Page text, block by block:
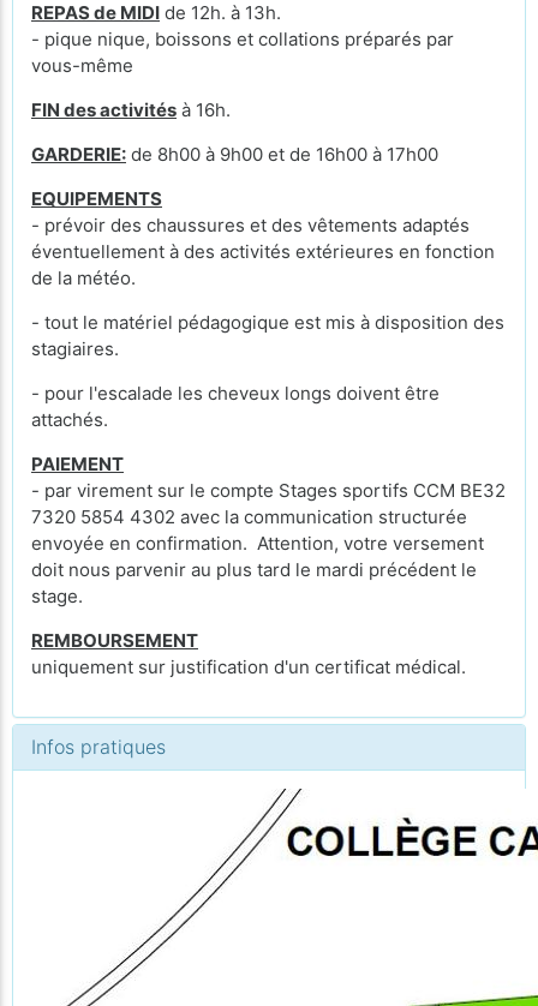
REPAS de MIDI de 12h. à 13h.
- pique nique, boissons et collations préparés par
vous-même
FIN des activités à 16h.
GARDERIE: de 8h00 à 9h00 et de 16h00 à 17h00
EQUIPEMENTS
- prévoir des chaussures et des vêtements adaptés
éventuellement à des activités extérieures en fonction
de la météo.
- tout le matériel pédagogique est mis à disposition des
stagiaires.
- pour l'escalade les cheveux longs doivent être
attachés.
PAIEMENT
- par virement sur le compte Stages sportifs CCM BE32
7320 5854 4302 avec la communication structurée
envoyée en confirmation. Attention, votre versement
doit nous parvenir au plus tard le mardi précédent le
stage.
REMBOURSEMENT
uniquement sur justification d'un certificat médical.
Infos pratiques